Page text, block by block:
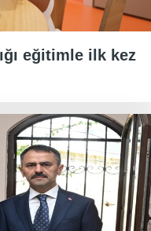
eğitimle ilk kez